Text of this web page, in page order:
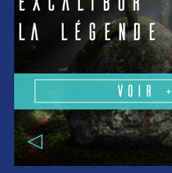
La légende
Voir +